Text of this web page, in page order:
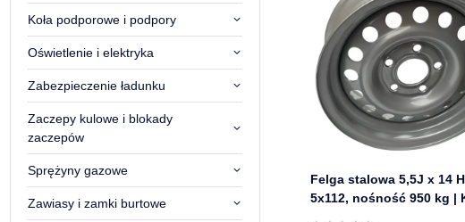
Felga stalowa 5,5J x 14
5x112, nośność 950 kg |
Koła podporowe i podpory
Oświetlenie i elektryka
Zabezpieczenie ładunku
Zaczepy kulowe i blokady
zaczepów
Sprężyny gazowe
Zawiasy i zamki burtowe